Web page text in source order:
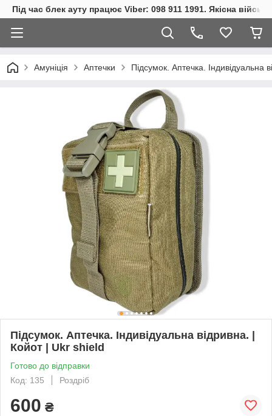
Під час блек ауту працює Viber: 098 911 1991. Якісна
Амуніція Аптечки Підсумок. Аптечка. Індивідуальна
Підсумок. Аптечка. Індивідуальна відривна. |
Койот | Ukr shield
Готово до відправки
Код: 135
Роздріб
600 ₴